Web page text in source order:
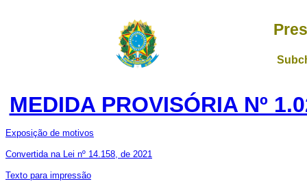
MEDIDA PROVISÓRIA Nº
Exposição de motivos
Convertida na Lei nº 14.158, de 2021
Texto para impressão